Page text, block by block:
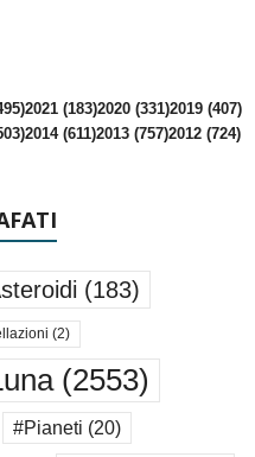
2021 (183)2020 (331)2019 (407)
2014 (611)2013 (757)2012 (724)
(183)
(2)
(2553)
#Pianeti (20)